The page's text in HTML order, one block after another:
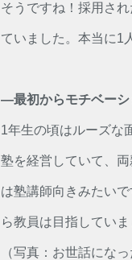
そうですね！採用さ
ていました。本当に1
―最初からモチベーシ
1年生の頃はルーズな
塾を経営していて、
は塾講師向きみたい
ら教員は目指していま
（写真：お世話になっ